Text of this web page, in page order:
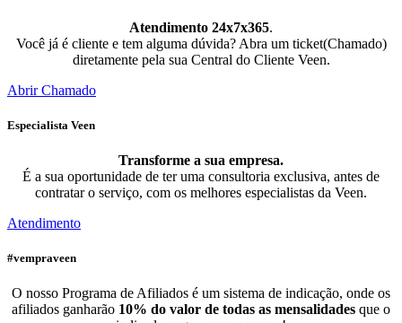
Atendimento 24x7x365.
Você já é cliente e tem alguma dúvida? Abra um ticket(Chamado)
diretamente pela sua Central do Cliente Veen.
Abrir Chamado
Especialista Veen
Transforme a sua empresa.
É a sua oportunidade de ter uma consultoria exclusiva, antes de
contratar o serviço, com os melhores especialistas da Veen.
Atendimento
#vempraveen
O nosso Programa de Afiliados é um sistema de indicação, onde os
afiliados ganharão 10% do valor de todas as mensalidades que o